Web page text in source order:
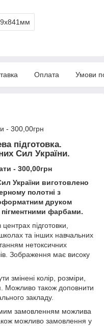
Оплата Умови
- 300,00грн
підготовка.
Сил України.
- 300,00грн
України виготовлено
полотні з
друком
пігментними фарбами.
підготовки,
та інших навчальних
нетоксичних
Зображення має високу
змінені колір, розміри,
Можливо також доповнити
закладу.
замовленням можлива
можливо замовлення у